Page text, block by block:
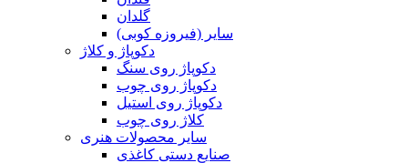
گلدان
سایر (فیروزه کوبی)
دکوپاژ و کلاژ
دکوپاژ روی سنگ
دکوپاژ روی چوب
دکوپاژ روی استیل
کلاژ روی چوب
سایر محصولات هنری
صنایع دستی کاغذی